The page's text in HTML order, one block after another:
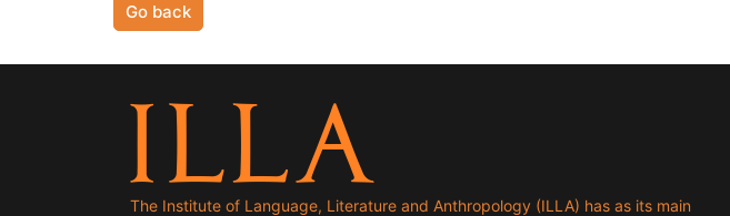
Go back
The Institute of Language, Literature and Anthropology (ILLA) has as its main